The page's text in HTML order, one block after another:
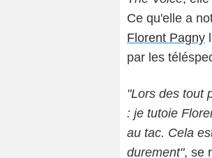
Ce qu'elle a
Florent Pagny
par les
"Lors des tout
: je tutoie
au tac. Cela
durement", se